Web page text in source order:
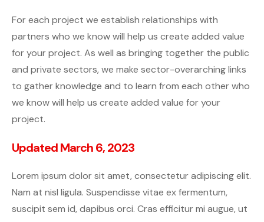
For each project we establish relationships with
partners who we know will help us create added value
for your project. As well as bringing together the public
and private sectors, we make sector-overarching links
to gather knowledge and to learn from each other who
we know will help us create added value for your
project.
Updated March 6, 2023
Lorem ipsum dolor sit amet, consectetur adipiscing elit.
Nam at nisl ligula. Suspendisse vitae ex fermentum,
suscipit sem id, dapibus orci. Cras efficitur mi augue, ut